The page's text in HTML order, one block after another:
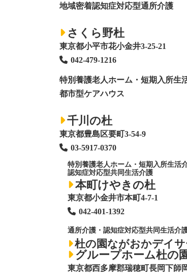
地域密着認知症対応型通所介護
さくら野杜
東京都小平市花小金井3-25-21
042-479-1216
特別養護老人ホーム ・短期入所生
都市型ケアハウス
千川の杜
東京都豊島区要町3-54-9
03-5917-0370
特別養護老人ホーム ・短期入所生活
認知症対応型共同生活介護
本町けやきの杜
東京都小金井市本町4-7-1
042-401-1392
通所介護・認知症対応型共同生活介
杜の園ながおかデイ
グループホーム杜の
東京都西多摩郡瑞穂町長岡下師